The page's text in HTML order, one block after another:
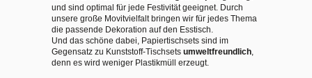
und sind optimal für jede Festivität geeignet. Durch
unsere große Movitvielfalt bringen wir für jedes Thema
die passende Dekoration auf den Esstisch.
Und das schöne dabei, Papiertischsets sind im
Gegensatz zu Kunststoff-Tischsets umweltfreundlich,
denn es wird weniger Plastikmüll erzeugt.